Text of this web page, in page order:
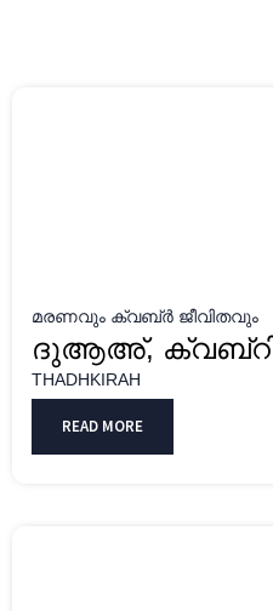
മരണവും ക്വബ്ർ ജീവിതവും
ദുആഅ്,
THADHKIRAH
READ MORE